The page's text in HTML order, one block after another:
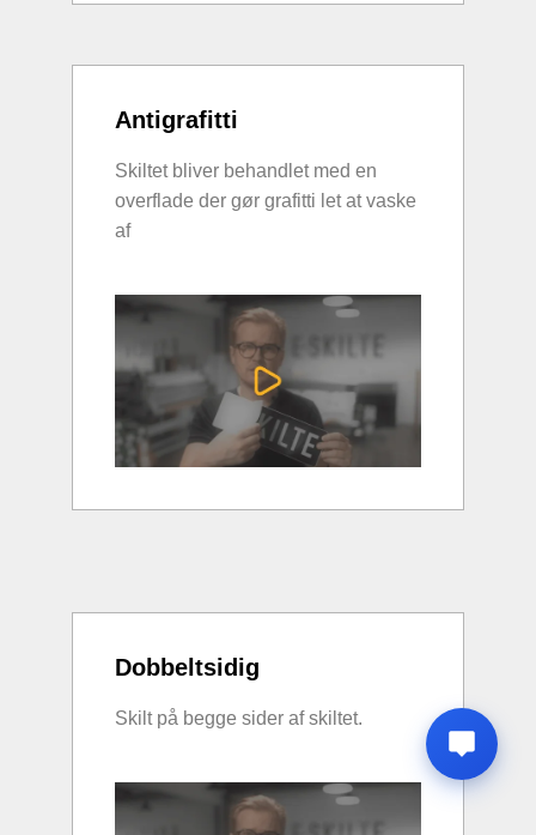
Antigrafitti
Skiltet bliver behandlet med en
overflade der gør grafitti let at vaske
af
Dobbeltsidig
Skilt på begge sider af skiltet.